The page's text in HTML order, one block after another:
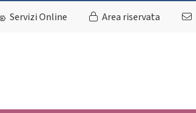
Servizi Online Area riservata